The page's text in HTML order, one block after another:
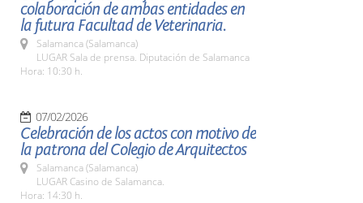
colaboración de ambas entidades en
la futura Facultad de Veterinaria.
Salamanca (Salamanca)
LUGAR Sala de prensa. Diputación de Salamanca
Hora: 10:30 h.
07/02/2026
Celebración de los actos con motivo de
la patrona del Colegio de Arquitectos
Salamanca (Salamanca)
LUGAR Casino de Salamanca.
Hora: 14:30 h.